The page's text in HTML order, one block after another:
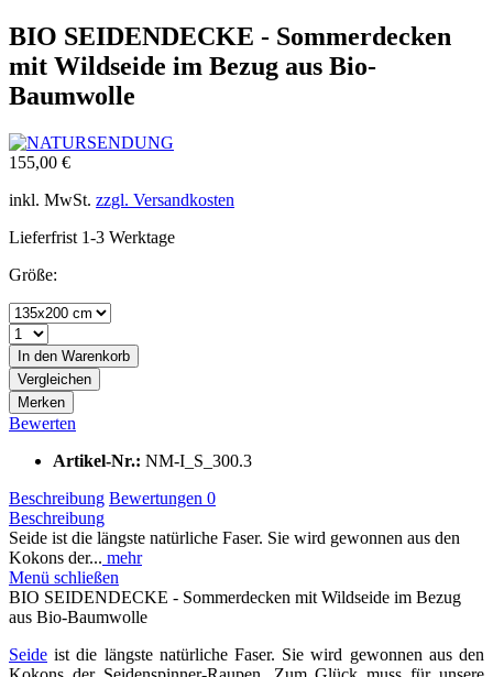
BIO SEIDENDECKE - Sommerdecken
mit Wildseide im Bezug aus Bio-
Baumwolle
155,00 €
inkl. MwSt. zzgl. Versandkosten
Lieferfrist 1-3 Werktage
Größe:
In den Warenkorb
Vergleichen
Merken
Bewerten
Artikel-Nr.: NM-I_S_300.3
Beschreibung Bewertungen 0
Beschreibung
Seide ist die längste natürliche Faser. Sie wird gewonnen aus den
Kokons der... mehr
Menü schließen
BIO SEIDENDECKE - Sommerdecken mit Wildseide im Bezug
aus Bio-Baumwolle
Seide ist die längste natürliche Faser. Sie wird gewonnen aus den